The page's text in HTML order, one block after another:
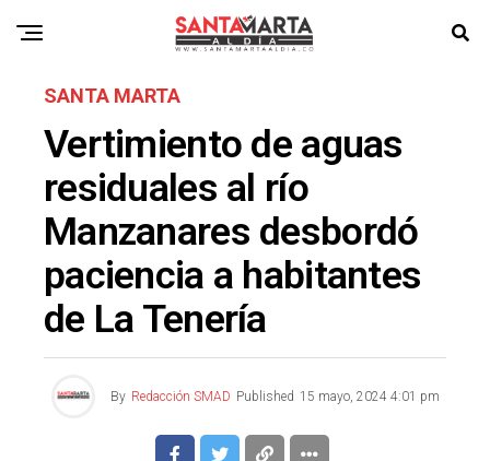
SANTA MARTA
Vertimiento de aguas
residuales al río
Manzanares desbordó
paciencia a habitantes
de La Tenería
By Redacción SMAD Published 15 mayo, 2024 4:01 pm